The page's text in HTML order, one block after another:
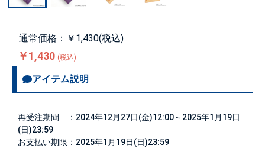
通常価格：￥1,430(税込)
￥1,430 (税込)
アイテム説明
再受注期間 ：2024年12月27日(金)12:00～2025年1月19日
(日)23:59
お支払い期限：2025年1月19日(日)23:59